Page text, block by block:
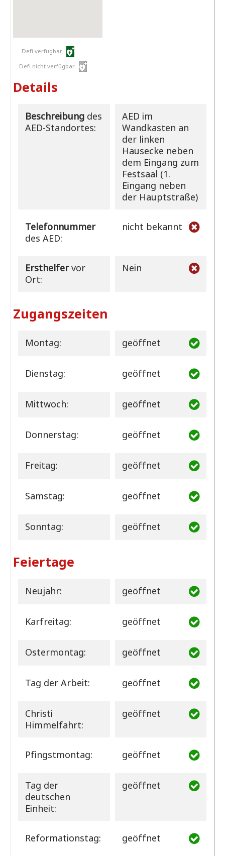
Defi verfügbar
Defi nicht verfügbar
Details
Beschreibungdes
AED-Standortes:
AED im
Wandkasten an
der linken
Hausecke neben
dem Eingang zum
Festsaal (1.
Eingang neben
der Hauptstraße)
Telefonnummer
des AED:
nicht bekannt
Ersthelfervor
Ort:
Nein
Zugangszeiten
Montag: geöffnet
Dienstag: geöffnet
Mittwoch: geöffnet
Donnerstag: geöffnet
Freitag: geöffnet
Samstag: geöffnet
Sonntag: geöffnet
Feiertage
Neujahr: geöffnet
Karfreitag: geöffnet
Ostermontag: geöffnet
Tag der Arbeit: geöffnet
Christi
Himmelfahrt:
geöffnet
Pfingstmontag: geöffnet
Tag der
deutschen
Einheit:
geöffnet
Reformationstag: geöffnet